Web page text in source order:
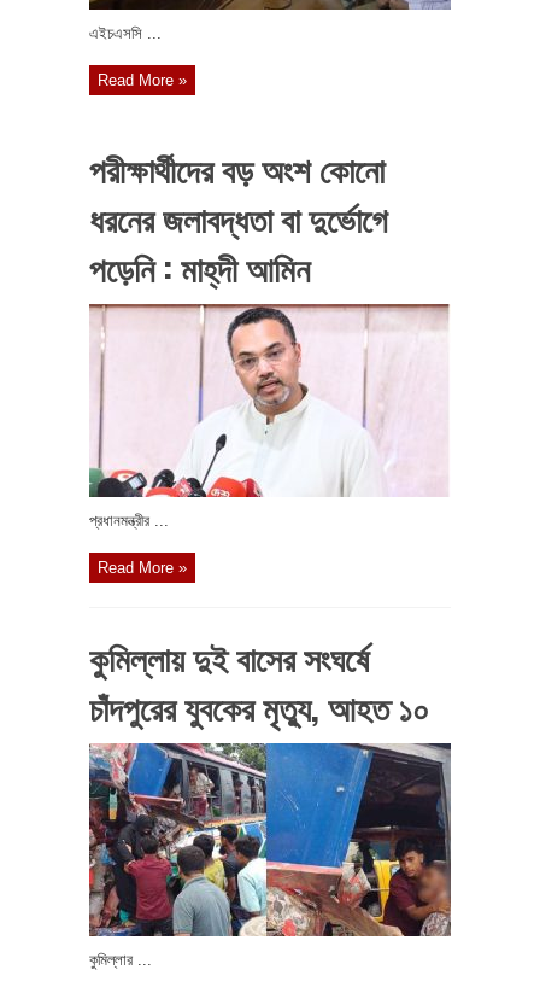
এইচএসসি ...
Read More »
পরীক্ষার্থীদের বড় অংশ কোনো
ধরনের জলাবদ্ধতা বা দুর্ভোগে
পড়েনি : মাহ্‌দী আমিন
প্রধানমন্ত্রীর ...
Read More »
কুমিল্লায় দুই বাসের সংঘর্ষে
চাঁদপুরের যুবকের মৃত্যু, আহত ১০
কুমিল্লার ...